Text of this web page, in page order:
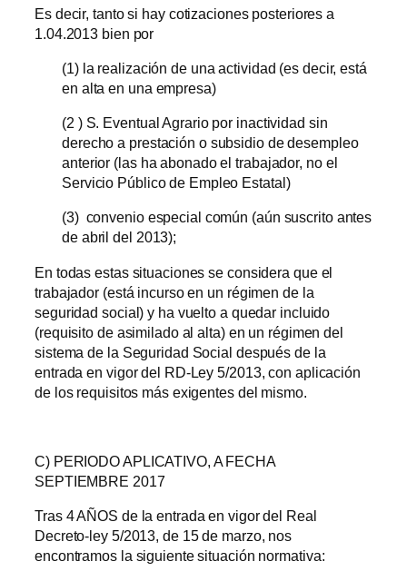
Es decir, tanto si hay cotizaciones posteriores a
1.04.2013 bien por
(1) la realización de una actividad (es decir, está
en alta en una empresa)
(2 ) S. Eventual Agrario por inactividad sin
derecho a prestación o subsidio de desempleo
anterior (las ha abonado el trabajador, no el
Servicio Público de Empleo Estatal)
(3) convenio especial común (aún suscrito antes
de abril del 2013);
En todas estas situaciones se considera que el
trabajador (está incurso en un régimen de la
seguridad social) y ha vuelto a quedar incluido
(requisito de asimilado al alta) en un régimen del
sistema de la Seguridad Social después de la
entrada en vigor del RD-Ley 5/2013, con aplicación
de los requisitos más exigentes del mismo.
C) PERIODO APLICATIVO, A FECHA
SEPTIEMBRE 2017
Tras 4 AÑOS de la entrada en vigor del Real
Decreto-ley 5/2013, de 15 de marzo, nos
encontramos la siguiente situación normativa: